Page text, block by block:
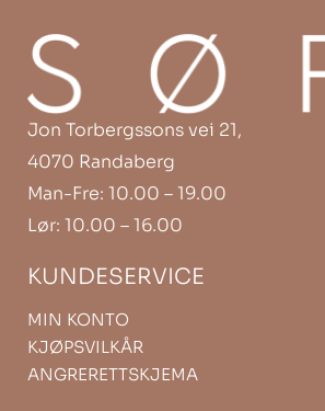
Jon Torbergssons vei 21,
4070 Randaberg
Man-Fre: 10.00 – 19.00
Lør: 10.00 – 16.00
KUNDESERVICE
MIN KONTO
KJØPSVILKÅR
ANGRERETTSKJEMA